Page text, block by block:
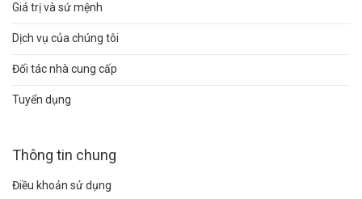
Giá trị và sứ mệnh
Dịch vụ của chúng tôi
Đối tác nhà cung cấp
Tuyển dụng
Thông tin chung
Điều khoản sử dụng